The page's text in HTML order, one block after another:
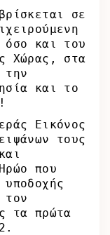
σε
όσο και του
Χώρας, στα
την
και το
Εικόνος
τους
που
τον
τα πρώτα